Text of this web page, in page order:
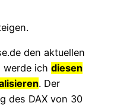
den aktuellen
werde ich diesen
. Der
des DAX von 30